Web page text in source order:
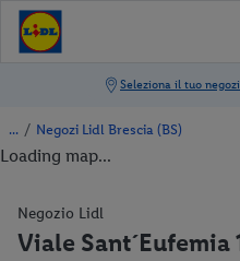
/ Negozi Lidl Brescia (BS)
Loading map...
Negozio Lidl
Viale Sant´Eufemia